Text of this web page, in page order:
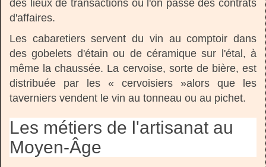
des lieux de transactions où l'on passe des contrats
d'affaires.
Les cabaretiers servent du vin au comptoir dans
des gobelets d'étain ou de céramique sur l'étal, à
même la chaussée. La cervoise, sorte de bière, est
distribuée par les « cervoisiers »alors que les
taverniers vendent le vin au tonneau ou au pichet.
Les métiers de l'artisanat au
Moyen-Âge